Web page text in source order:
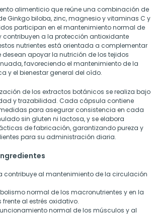
alimenticio que reúne una combinación de
Ginkgo biloba, zinc, magnesio y vitaminas C y
participan en el mantenimiento normal de
contribuyen a la protección antioxidante
nutrientes está orientada a complementar
apoyar la nutrición de los tejidos
favoreciendo el mantenimiento de la
y el bienestar general del oído.
de los extractos botánicos se realiza bajo
y trazabilidad. Cada cápsula contiene
para asegurar consistencia en cada
sin gluten ni lactosa, y se elabora
de fabricación, garantizando pureza y
para su administración diaria.
contribuye al mantenimiento de la circulación
normal de los macronutrientes y en la
al estrés oxidativo.
normal de los músculos y al